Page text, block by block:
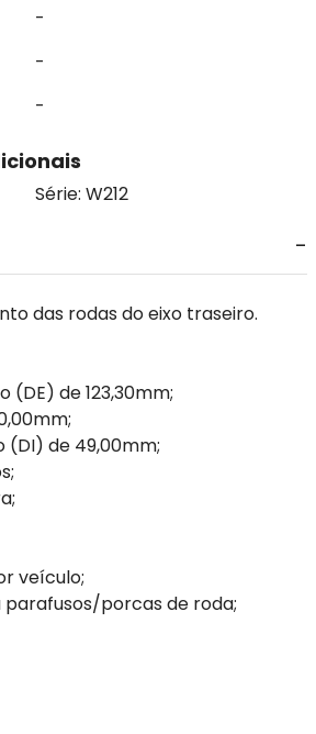
-
-
-
Série: W212
das rodas do eixo traseiro.
de 123,30mm;
de 49,00mm;
veículo;
porcas de roda;